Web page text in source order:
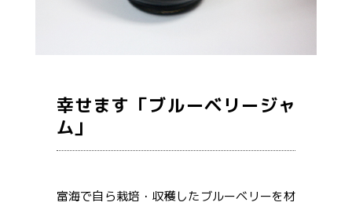
幸せます「ブルーベリージャ
ム」
富海で自ら栽培・収穫したブルーベリーを材